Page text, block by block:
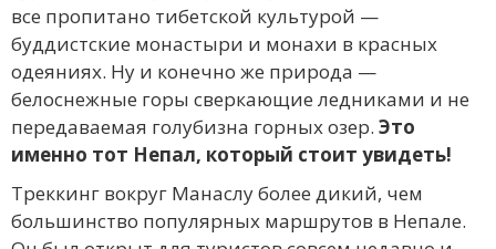
все пропитано тибетской культурой —
буддистские монастыри и монахи в красных
одеяниях. Ну и конечно же природа —
белоснежные горы сверкающие ледниками и не
передаваемая голубизна горных озер. Это
именно тот Непал, который стоит увидеть!
Треккинг вокруг Манаслу более дикий, чем
большинство популярных маршрутов в Непале.